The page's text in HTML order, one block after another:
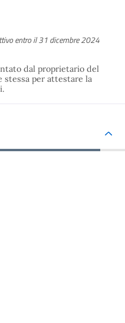
entro il 31 dicembre 2024
dal proprietario del
per attestare la